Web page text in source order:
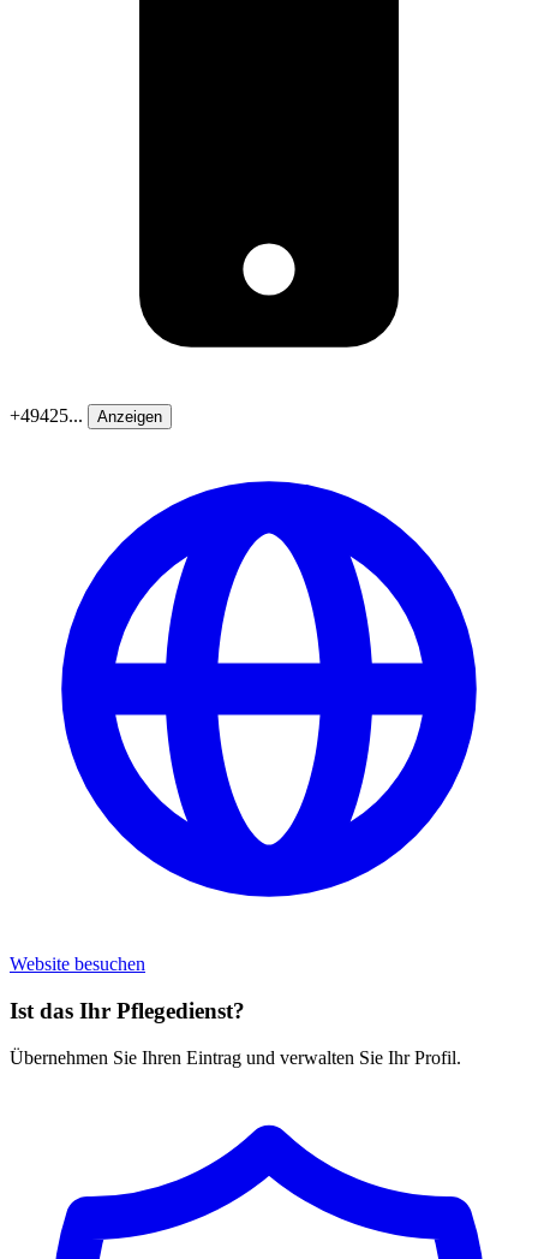
+49425... Anzeigen
Website besuchen
Ist das Ihr Pflegedienst?
Übernehmen Sie Ihren Eintrag und verwalten Sie Ihr Profil.